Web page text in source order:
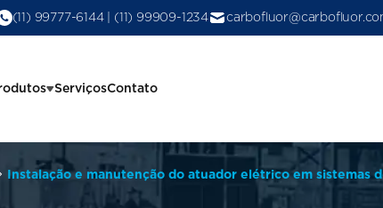
(11) 99777-6144 | (11) 99909-1234
ServiçosContato
Instalação e manutenção do atuador elétrico em sistemas